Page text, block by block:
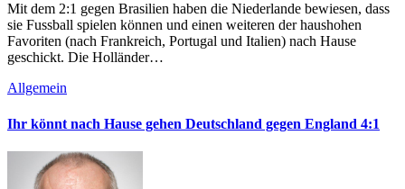
Mit dem 2:1 gegen Brasilien haben die Niederlande bewiesen, dass
sie Fussball spielen können und einen weiteren der haushohen
Favoriten (nach Frankreich, Portugal und Italien) nach Hause
geschickt. Die Holländer…
Allgemein
Ihr könnt nach Hause gehen Deutschland gegen England 4:1